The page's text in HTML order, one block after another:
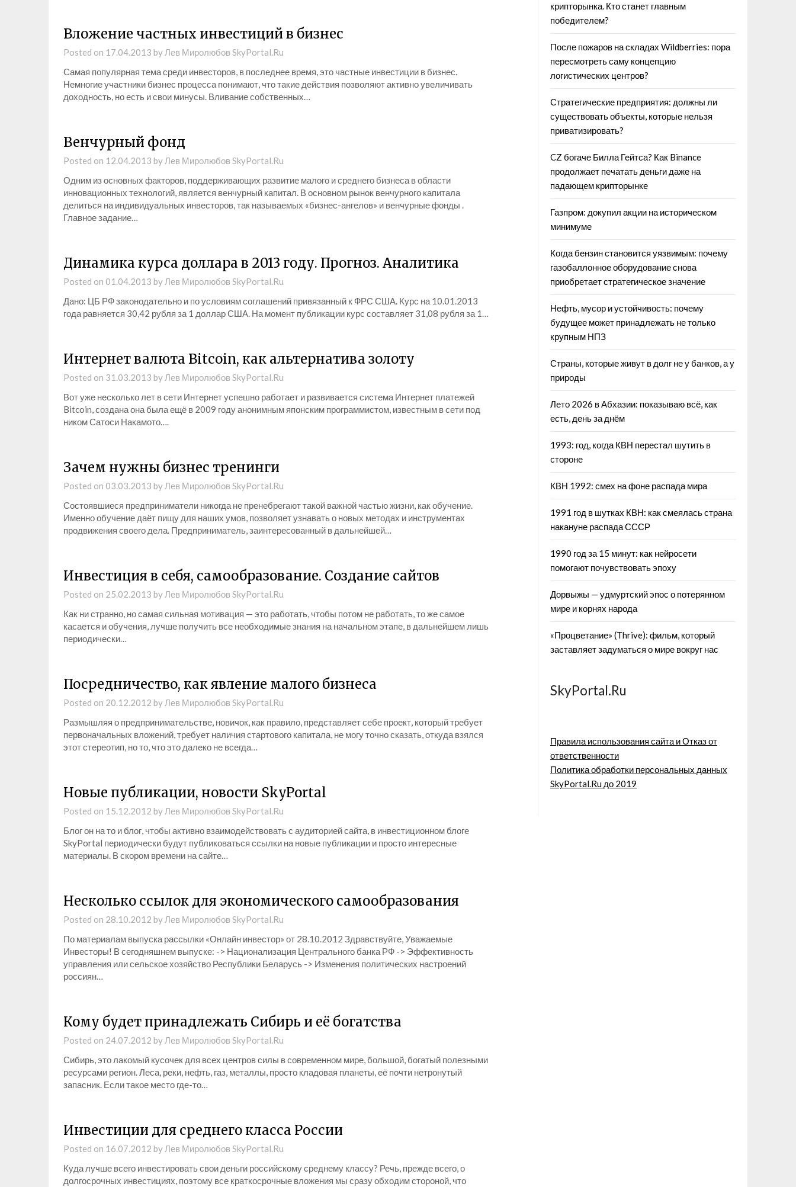
Вложение частных инвестиций в бизнес
Posted on 17.04.2013 by Лев Миролюбов SkyPortal.Ru
Самая популярная тема среди инвесторов, в последнее время, это частные инвестиции в бизнес.
Немногие участники бизнес процесса понимают, что такие действия позволяют активно увеличивать
доходность, но есть и свои минусы. Вливание собственных…
Венчурный фонд
Posted on 12.04.2013 by Лев Миролюбов SkyPortal.Ru
Одним из основных факторов, поддерживающих развитие малого и среднего бизнеса в области
инновационных технологий, является венчурный капитал. В основном рынок венчурного капитала
делиться на индивидуальных инвесторов, так называемых «бизнес-ангелов» и венчурные фонды .
Главное задание…
Динамика курса доллара в 2013 году. Прогноз. Аналитика
Posted on 01.04.2013 by Лев Миролюбов SkyPortal.Ru
Дано: ЦБ РФ законодательно и по условиям соглашений привязанный к ФРС США. Курс на 10.01.2013
года равняется 30,42 рубля за 1 доллар США. На момент публикации курс составляет 31,08 рубля за 1…
Интернет валюта Bitcoin, как альтернатива золоту
Posted on 31.03.2013 by Лев Миролюбов SkyPortal.Ru
Вот уже несколько лет в сети Интернет успешно работает и развивается система Интернет платежей
Bitcoin, создана она была ещё в 2009 году анонимным японским программистом, известным в сети под
ником Сатоси Накамото….
Зачем нужны бизнес тренинги
Posted on 03.03.2013 by Лев Миролюбов SkyPortal.Ru
Состоявшиеся предприниматели никогда не пренебрегают такой важной частью жизни, как обучение.
Именно обучение даёт пищу для наших умов, позволяет узнавать о новых методах и инструментах
продвижения своего дела. Предприниматель, заинтересованный в дальнейшей…
Инвестиция в себя, самообразование. Создание сайтов
Posted on 25.02.2013 by Лев Миролюбов SkyPortal.Ru
Как ни странно, но самая сильная мотивация — это работать, чтобы потом не работать, то же самое
касается и обучения, лучше получить все необходимые знания на начальном этапе, в дальнейшем лишь
периодически…
Посредничество, как явление малого бизнеса
Posted on 20.12.2012 by Лев Миролюбов SkyPortal.Ru
Размышляя о предпринимательстве, новичок, как правило, представляет себе проект, который требует
первоначальных вложений, требует наличия стартового капитала, не могу точно сказать, откуда взялся
этот стереотип, но то, что это далеко не всегда…
Новые публикации, новости SkyPortal
Posted on 15.12.2012 by Лев Миролюбов SkyPortal.Ru
Блог он на то и блог, чтобы активно взаимодействовать с аудиторией сайта, в инвестиционном блоге
SkyPortal периодически будут публиковаться ссылки на новые публикации и просто интересные
материалы. В скором времени на сайте…
Несколько ссылок для экономического самообразования
Posted on 28.10.2012 by Лев Миролюбов SkyPortal.Ru
По материалам выпуска рассылки «Онлайн инвестор» от 28.10.2012 Здравствуйте, Уважаемые
Инвесторы! В сегодняшнем выпуске: -> Национализация Центрального банка РФ -> Эффективность
управления или сельское хозяйство Республики Беларусь -> Изменения политических настроений
россиян…
Кому будет принадлежать Сибирь и её богатства
Posted on 24.07.2012 by Лев Миролюбов SkyPortal.Ru
Сибирь, это лакомый кусочек для всех центров силы в современном мире, большой, богатый полезными
ресурсами регион. Леса, реки, нефть, газ, металлы, просто кладовая планеты, её почти нетронутый
запасник. Если такое место где-то…
Инвестиции для среднего класса России
Posted on 16.07.2012 by Лев Миролюбов SkyPortal.Ru
Куда лучше всего инвестировать свои деньги российскому среднему классу? Речь, прежде всего, о
долгосрочных инвестициях, поэтому все краткосрочные вложения мы сразу обходим стороной, что
крипторынка. Кто станет главным
победителем?
После пожаров на складах Wildberries: пора
пересмотреть саму концепцию
логистических центров?
Стратегические предприятия: должны ли
существовать объекты, которые нельзя
приватизировать?
CZ богаче Билла Гейтса? Как Binance
продолжает печатать деньги даже на
падающем крипторынке
Газпром: докупил акции на историческом
минимуме
Когда бензин становится уязвимым: почему
газобаллонное оборудование снова
приобретает стратегическое значение
Нефть, мусор и устойчивость: почему
будущее может принадлежать не только
крупным НПЗ
Страны, которые живут в долг не у банков, а у
природы
Лето 2026 в Абхазии: показываю всё, как
есть, день за днём
1993: год, когда КВН перестал шутить в
стороне
КВН 1992: смех на фоне распада мира
1991 год в шутках КВН: как смеялась страна
накануне распада СССР
1990 год за 15 минут: как нейросети
помогают почувствовать эпоху
Дорвыжы — удмуртский эпос о потерянном
мире и корнях народа
«Процветание» (Thrive): фильм, который
заставляет задуматься о мире вокруг нас
SkyPortal.Ru
Правила использования сайта и Отказ от
ответственности
Политика обработки персональных данных
SkyPortal.Ru до 2019